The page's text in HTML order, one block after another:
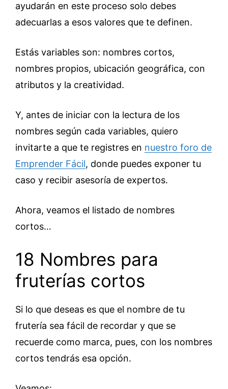
ayudarán en este proceso solo debes
adecuarlas a esos valores que te definen.
Estás variables son: nombres cortos,
nombres propios, ubicación geográfica, con
atributos y la creatividad.
Y, antes de iniciar con la lectura de los
nombres según cada variables, quiero
invitarte a que te registres en nuestro foro de
Emprender Fácil, donde puedes exponer tu
caso y recibir asesoría de expertos.
Ahora, veamos el listado de nombres
cortos…
18 Nombres para
fruterías cortos
Si lo que deseas es que el nombre de tu
frutería sea fácil de recordar y que se
recuerde como marca, pues, con los nombres
cortos tendrás esa opción.